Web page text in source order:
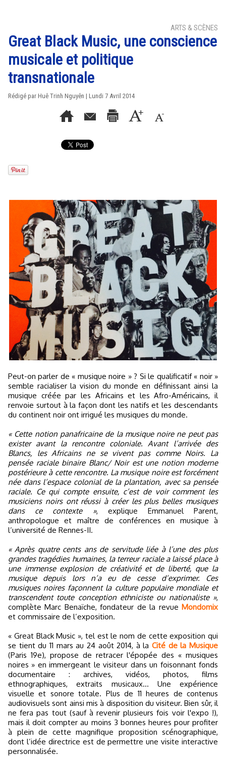
ARTS & SCÈNES
Great Black Music, une conscience
musicale et politique
transnationale
Rédigé par Huê Trinh Nguyên | Lundi 7 Avril 2014
Peut-on parler de « musique noire » ? Si le qualificatif « noir »
semble racialiser la vision du monde en définissant ainsi la
musique créée par les Africains et les Afro-Américains, il
renvoie surtout à la façon dont les natifs et les descendants
du continent noir ont irrigué les musiques du monde.
« Cette notion panafricaine de la musique noire ne peut pas
exister avant la rencontre coloniale. Avant l’arrivée des
Blancs, les Africains ne se vivent pas comme Noirs. La
pensée raciale binaire Blanc/ Noir est une notion moderne
postérieure à cette rencontre. La musique noire est forcément
née dans l’espace colonial de la plantation, avec sa pensée
raciale. Ce qui compte ensuite, c’est de voir comment les
musiciens noirs ont réussi à créer les plus belles musiques
dans ce contexte », explique Emmanuel Parent,
anthropologue et maître de conférences en musique à
l’université de Rennes-II.
« Après quatre cents ans de servitude liée à l’une des plus
grandes tragédies humaines, la terreur raciale a laissé place à
une immense explosion de créativité et de liberté, que la
musique depuis lors n’a eu de cesse d’exprimer. Ces
musiques noires façonnent la culture populaire mondiale et
transcendent toute conception ethniciste ou nationaliste »,
complète Marc Benaïche, fondateur de la revue Mondomix
et commissaire de l’exposition.
« Great Black Music », tel est le nom de cette exposition qui
se tient du 11 mars au 24 août 2014, à laCité de la Musique
(Paris 19e), propose de retracer l'épopée des « musiques
noires » en immergeant le visiteur dans un foisonnant fonds
documentaire : archives, vidéos, photos, films
ethnographiques, extraits musicaux... Une expérience
visuelle et sonore totale. Plus de 11 heures de contenus
audiovisuels sont ainsi mis à disposition du visiteur. Bien sûr, il
ne fera pas tout (sauf à revenir plusieurs fois voir l'expo !),
mais il doit compter au moins 3 bonnes heures pour profiter
à plein de cette magnifique proposition scénographique,
dont l’idée directrice est de permettre une visite interactive
personnalisée.